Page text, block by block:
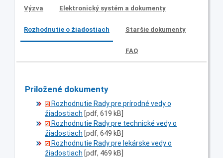
Výzva Elektronický systém a dokumenty
Rozhodnutie o žiadostiach Staršie dokumenty
FAQ
Priložené dokumenty
Rozhodnutie Rady pre prírodné vedy o
žiadostiach [pdf, 619 kB]
Rozhodnutie Rady pre technické vedy o
žiadostiach [pdf, 649 kB]
Rozhodnutie Rady pre lekárske vedy o
žiadostiach [pdf, 469 kB]